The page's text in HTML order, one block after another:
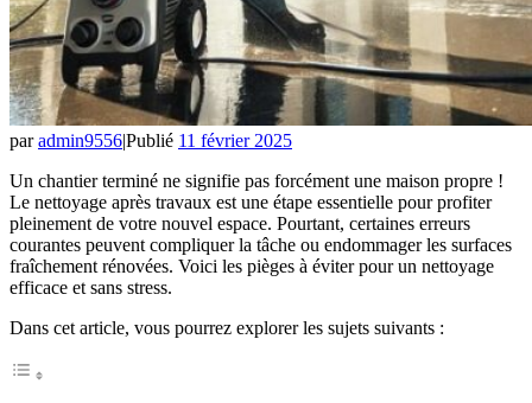
paradmin9556|Publié 11 février 2025
Un chantier terminé ne signifie pas forcément une maison propre !
Le nettoyage après travaux est une étape essentielle pour profiter
pleinement de votre nouvel espace. Pourtant, certaines erreurs
courantes peuvent compliquer la tâche ou endommager les surfaces
fraîchement rénovées. Voici les pièges à éviter pour un nettoyage
efficace et sans stress.
Dans cet article, vous pourrez explorer les sujets suivants :